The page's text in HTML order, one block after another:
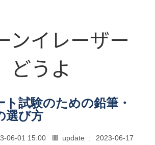
ンイレーザー
どうよ
ト試験のための鉛筆・
選び方
06-01 15:00 🟥 update :
2023-06-17